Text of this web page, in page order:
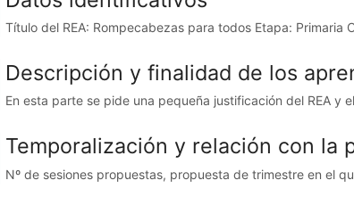
Título del REA: Rompecabezas para todos Etapa: Primaria
Descripción y finalidad de los
En esta parte se pide una pequeña justificación del REA y
Temporalización y relación con la
Nº de sesiones propuestas, propuesta de trimestre en el